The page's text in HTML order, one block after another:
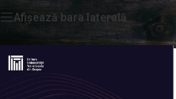
Afișează bara laterală